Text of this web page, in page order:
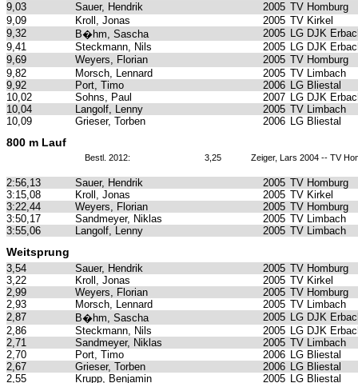
9,03 Sauer, Hendrik 2005 TV Homburg
9,09
Kroll, Jonas 2005 TV Kirkel
9,32
B�hm, Sascha 2005 LG DJK
9,41
Steckmann, Nils 2005 LG DJK
9,69
Weyers, Florian 2005 TV Homburg
9,82
Morsch, Lennard 2005 TV Limbach
9,92
Port, Timo 2006 LG Bliestal
10,02
Sohns, Paul 2007 LG DJK
10,04
Langolf, Lenny 2005 TV Limbach
10,09
Grieser, Torben 2006 LG Bliestal
800 m Lauf
Bestl. 2012: 3,25 Zeiger, Lars 2004 -- TV
2:56,13 Sauer, Hendrik 2005 TV Homburg
3:15,08
Kroll, Jonas 2005 TV Kirkel
3:22,44
Weyers, Florian 2005 TV Homburg
3:50,17
Sandmeyer, Niklas 2005 TV Limbach
3:55,06
Langolf, Lenny 2005 TV Limbach
Weitsprung
3,54 Sauer, Hendrik 2005 TV Homburg
3,22
Kroll, Jonas 2005 TV Kirkel
2,99
Weyers, Florian 2005 TV Homburg
2,93
Morsch, Lennard 2005 TV Limbach
2,87
B�hm, Sascha 2005 LG DJK
2,86
Steckmann, Nils 2005 LG DJK
2,71
Sandmeyer, Niklas 2005 TV Limbach
2,70
Port, Timo 2006 LG Bliestal
2,67
Grieser, Torben 2006 LG Bliestal
2,55
Krupp, Benjamin 2005 LG Bliestal